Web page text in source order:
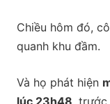
Chiều hôm đó,
quanh khu đầm.
Và họ phát hiện
lúc 23h48 ,